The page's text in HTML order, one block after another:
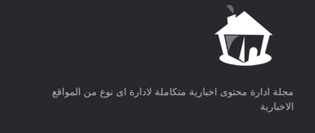
مجلة ادارة محتوى اخبارية متكاملة لادارة اى نوع من المواقع
الاخبارية